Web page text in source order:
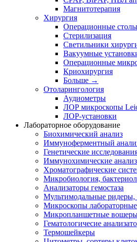
Магнитотерапия
Хирургия
Операционные столы
Стерилизация
Светильники
Вакуумные
Операционные
Криохирургия
Больше →
Отоларингология
Аудиометры
ЛОР микроскопы
ЛОР-установки
Лабораторное оборудование
Биохимический анализ
Иммуноферментный
Генетические
Иммунохимические
Хроматографические
Микробиология,
Анализаторы гемостаза
Мультимодальные
Микроскопы лабораторные
Микропланшетные
Гематологичесие
Термошейкеры